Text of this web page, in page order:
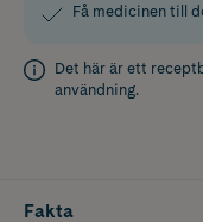
Få medicinen till
Det här är ett
användning.
Fakta